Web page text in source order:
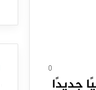
0
جديدًا